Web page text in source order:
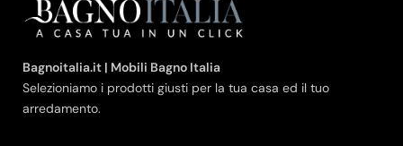
Bagnoitalia.it | Mobili Bagno Italia
Selezioniamo i prodotti giusti per la tua casa ed il tuo
arredamento.